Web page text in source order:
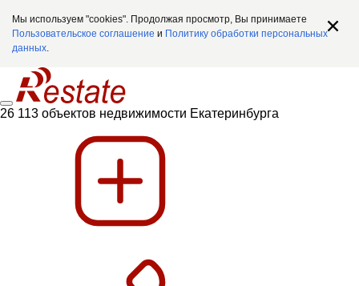
Мы используем "cookies". Продолжая просмотр, Вы принимаете
Пользовательское соглашение и Политику обработки персональных
данных.
26 113 объектов недвижимости Екатеринбурга